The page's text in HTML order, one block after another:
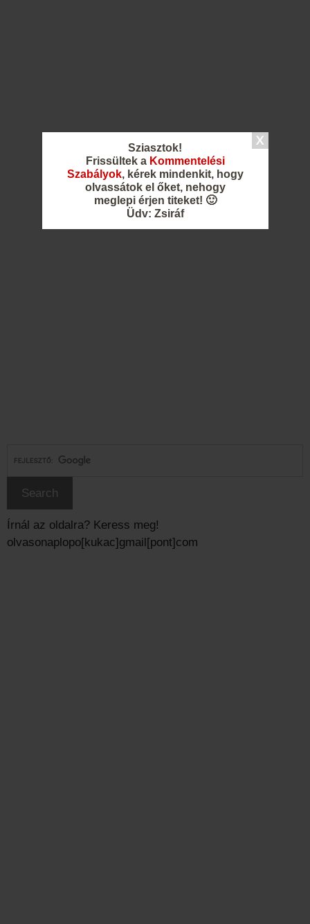
Sziasztok!
Frissültek a Kommentelési
Szabályok, kérek mindenkit, hogy
olvassátok el őket, nehogy
meglepi érjen titeket! 🙂
Üdv: Zsiráf
Írnál az oldalra? Keress meg!
olvasonaplopo[kukac]gmail[pont]com